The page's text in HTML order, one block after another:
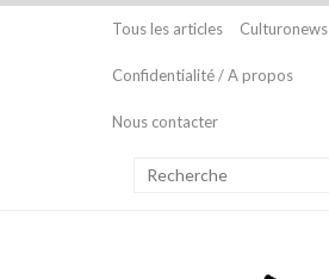
Tous les articles Culturonews
Confidentialité / A propos
Nous contacter